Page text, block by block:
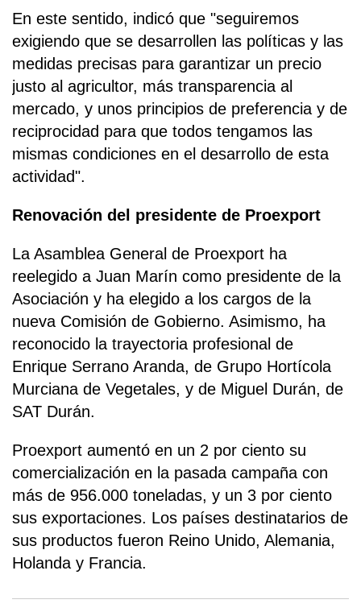
En este sentido, indicó que "seguiremos
exigiendo que se desarrollen las políticas y las
medidas precisas para garantizar un precio
justo al agricultor, más transparencia al
mercado, y unos principios de preferencia y de
reciprocidad para que todos tengamos las
mismas condiciones en el desarrollo de esta
actividad".
Renovación del presidente de Proexport
La Asamblea General de Proexport ha
reelegido a Juan Marín como presidente de la
Asociación y ha elegido a los cargos de la
nueva Comisión de Gobierno. Asimismo, ha
reconocido la trayectoria profesional de
Enrique Serrano Aranda, de Grupo Hortícola
Murciana de Vegetales, y de Miguel Durán, de
SAT Durán.
Proexport aumentó en un 2 por ciento su
comercialización en la pasada campaña con
más de 956.000 toneladas, y un 3 por ciento
sus exportaciones. Los países destinatarios de
sus productos fueron Reino Unido, Alemania,
Holanda y Francia.